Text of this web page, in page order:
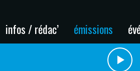
infos / rédac’ émissions